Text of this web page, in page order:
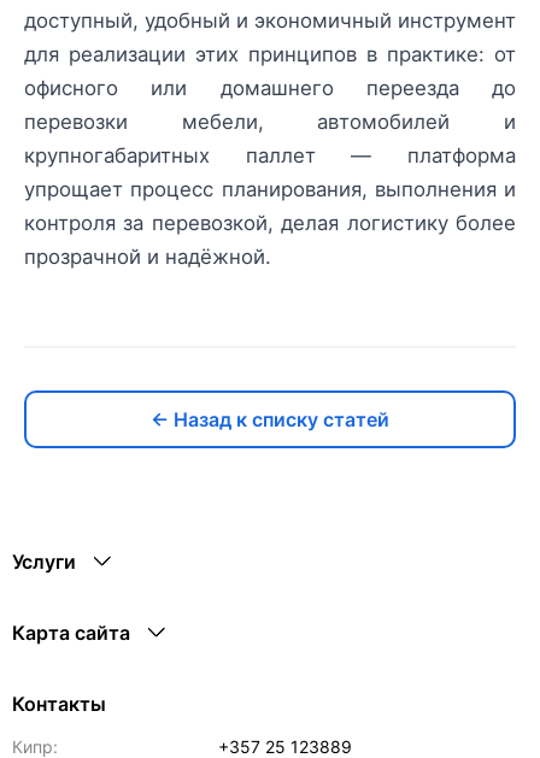
доступный, удобный и экономичный инструмент
для реализации этих принципов в практике: от
офисного или домашнего переезда до
перевозки мебели, автомобилей и
крупногабаритных паллет — платформа
упрощает процесс планирования, выполнения и
контроля за перевозкой, делая логистику более
прозрачной и надёжной.
← Назад к списку статей
Услуги
Карта сайта
Контакты
Кипр:
+357 25 123889